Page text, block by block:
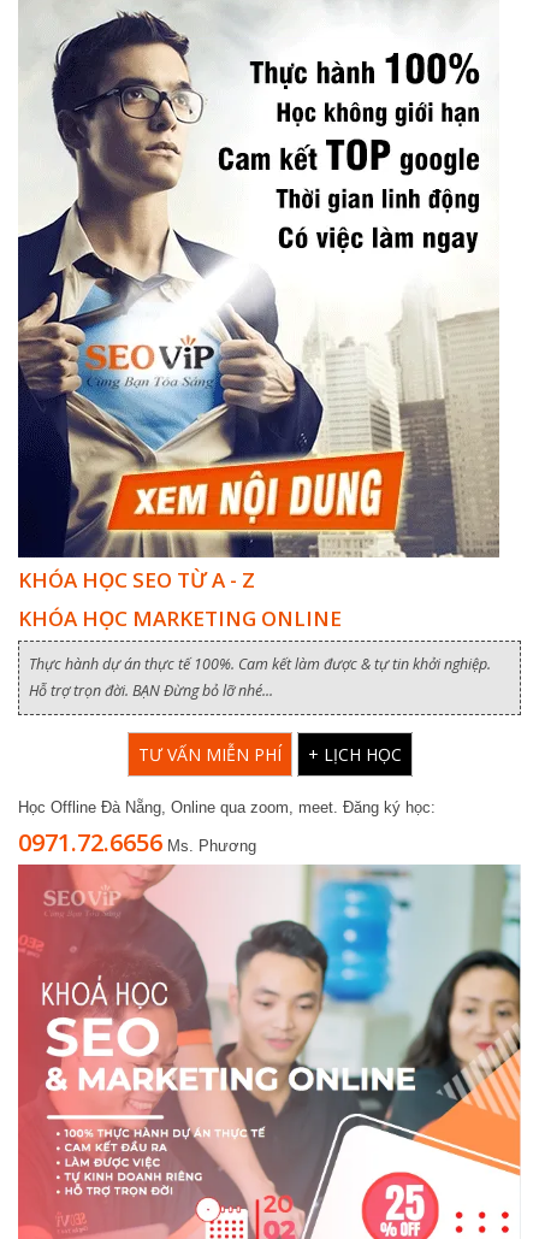
KHÓA HỌC SEO TỪ A - Z
KHÓA HỌC MARKETING ONLINE
Thực hành dự án thực tế 100%. Cam kết làm được & tự tin khởi nghiệp.
Hỗ trợ trọn đời. BẠN Đừng bỏ lỡ nhé...
TƯ VẤN MIỄN PHÍ + LỊCH HỌC
Học Offline Đà Nẵng, Online qua zoom, meet. Đăng ký học:
0971.72.6656 Ms. Phương